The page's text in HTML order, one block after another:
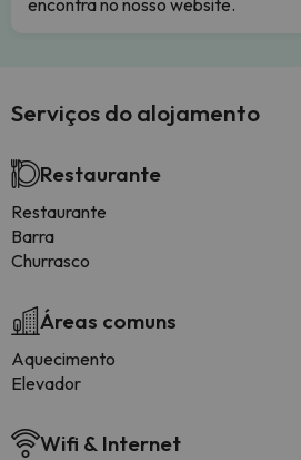
encontra no nosso website.
Serviços do alojamento
Restaurante
Restaurante
Barra
Churrasco
Áreas comuns
Aquecimento
Elevador
Wifi & Internet